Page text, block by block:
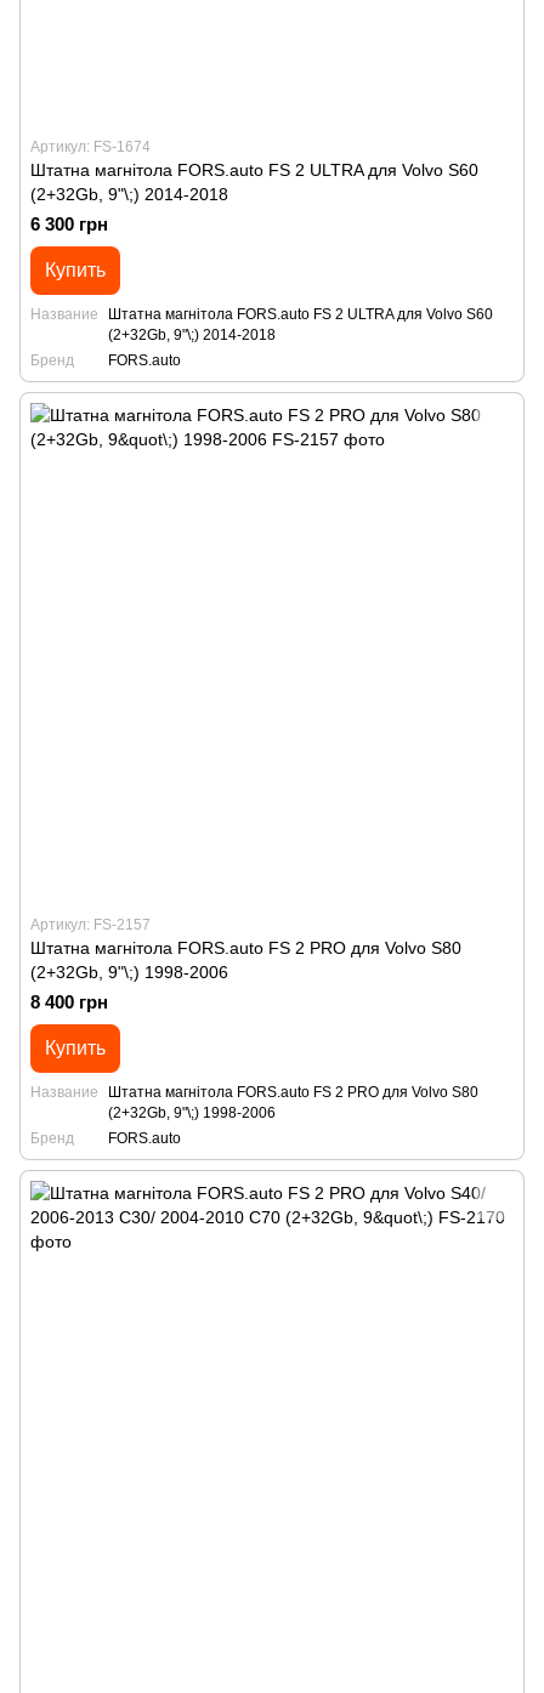
Артикул: FS-1674
Штатна магнітола FORS.auto FS 2 ULTRA для Volvo S60
(2+32Gb, 9"\;) 2014-2018
6 300 грн
Купить
Название
Штатна магнітола FORS.auto FS 2 ULTRA для Volvo S60
(2+32Gb, 9"\;) 2014-2018
Бренд
FORS.auto
Артикул: FS-2157
Штатна магнітола FORS.auto FS 2 PRO для Volvo S80
(2+32Gb, 9"\;) 1998-2006
8 400 грн
Купить
Название
Штатна магнітола FORS.auto FS 2 PRO для Volvo S80
(2+32Gb, 9"\;) 1998-2006
Бренд
FORS.auto